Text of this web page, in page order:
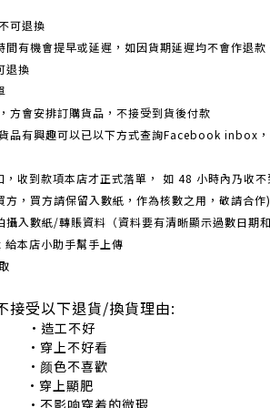
可退換
有機會提早或延遲，如因貨期延遲均不會作退款
退換
方會安排訂購貨品，不接受到貨後付款
品有興趣可以已以下方式查詢Facebook inbox
，收到款項本店才正式落單， 如 48 小時內乃收
，買方請保留入數紙，作為核數之用，敬請合作)
攝入數紙/轉賬資料（資料要有清晰顯示過數日期
本店小助手幫手上傳
接受以下退貨/換貨理由:
工不好
上不好看
色不喜歡
上顯肥